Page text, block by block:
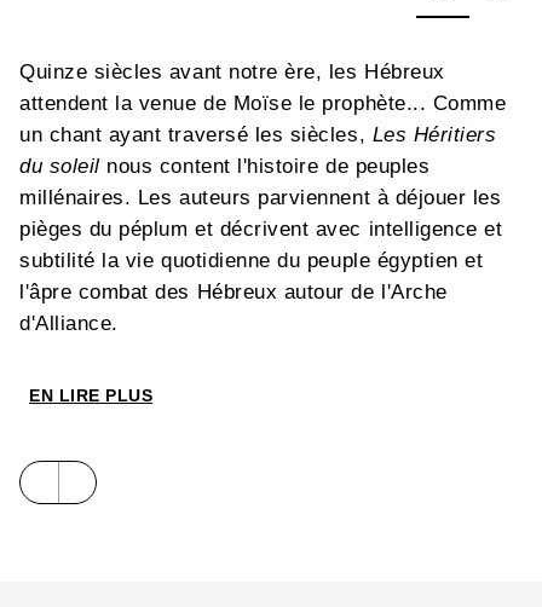
Quinze siècles avant notre ère, les Hébreux
attendent la venue de Moïse le prophète... Comme
un chant ayant traversé les siècles, Les Héritiers
du soleil nous content l'histoire de peuples
millénaires. Les auteurs parviennent à déjouer les
pièges du péplum et décrivent avec intelligence et
subtilité la vie quotidienne du peuple égyptien et
l'âpre combat des Hébreux autour de l'Arche
d'Alliance.
EN LIRE PLUS